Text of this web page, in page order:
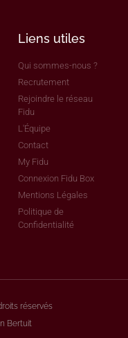
Liens utiles
Qui sommes-nous ?
Recrutement
Rejoindre le réseau
Fidu
L'Équipe
Contact
My Fidu
Connexion Fidu Box
Mentions Légales
Politique de
Confidentialité
réservés
Bertuit